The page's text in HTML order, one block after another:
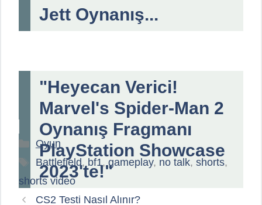
Jett Oynanış...
"Heyecan Verici!
Marvel's Spider-Man 2
Oynanış Fragmanı
PlayStation Showcase
2023'te!"
Kategoriler
Oyun
Etiketler
Battlefield, bf1,gameplay, no talk, shorts,
shorts video
CS2 Testi Nasıl Alınır?